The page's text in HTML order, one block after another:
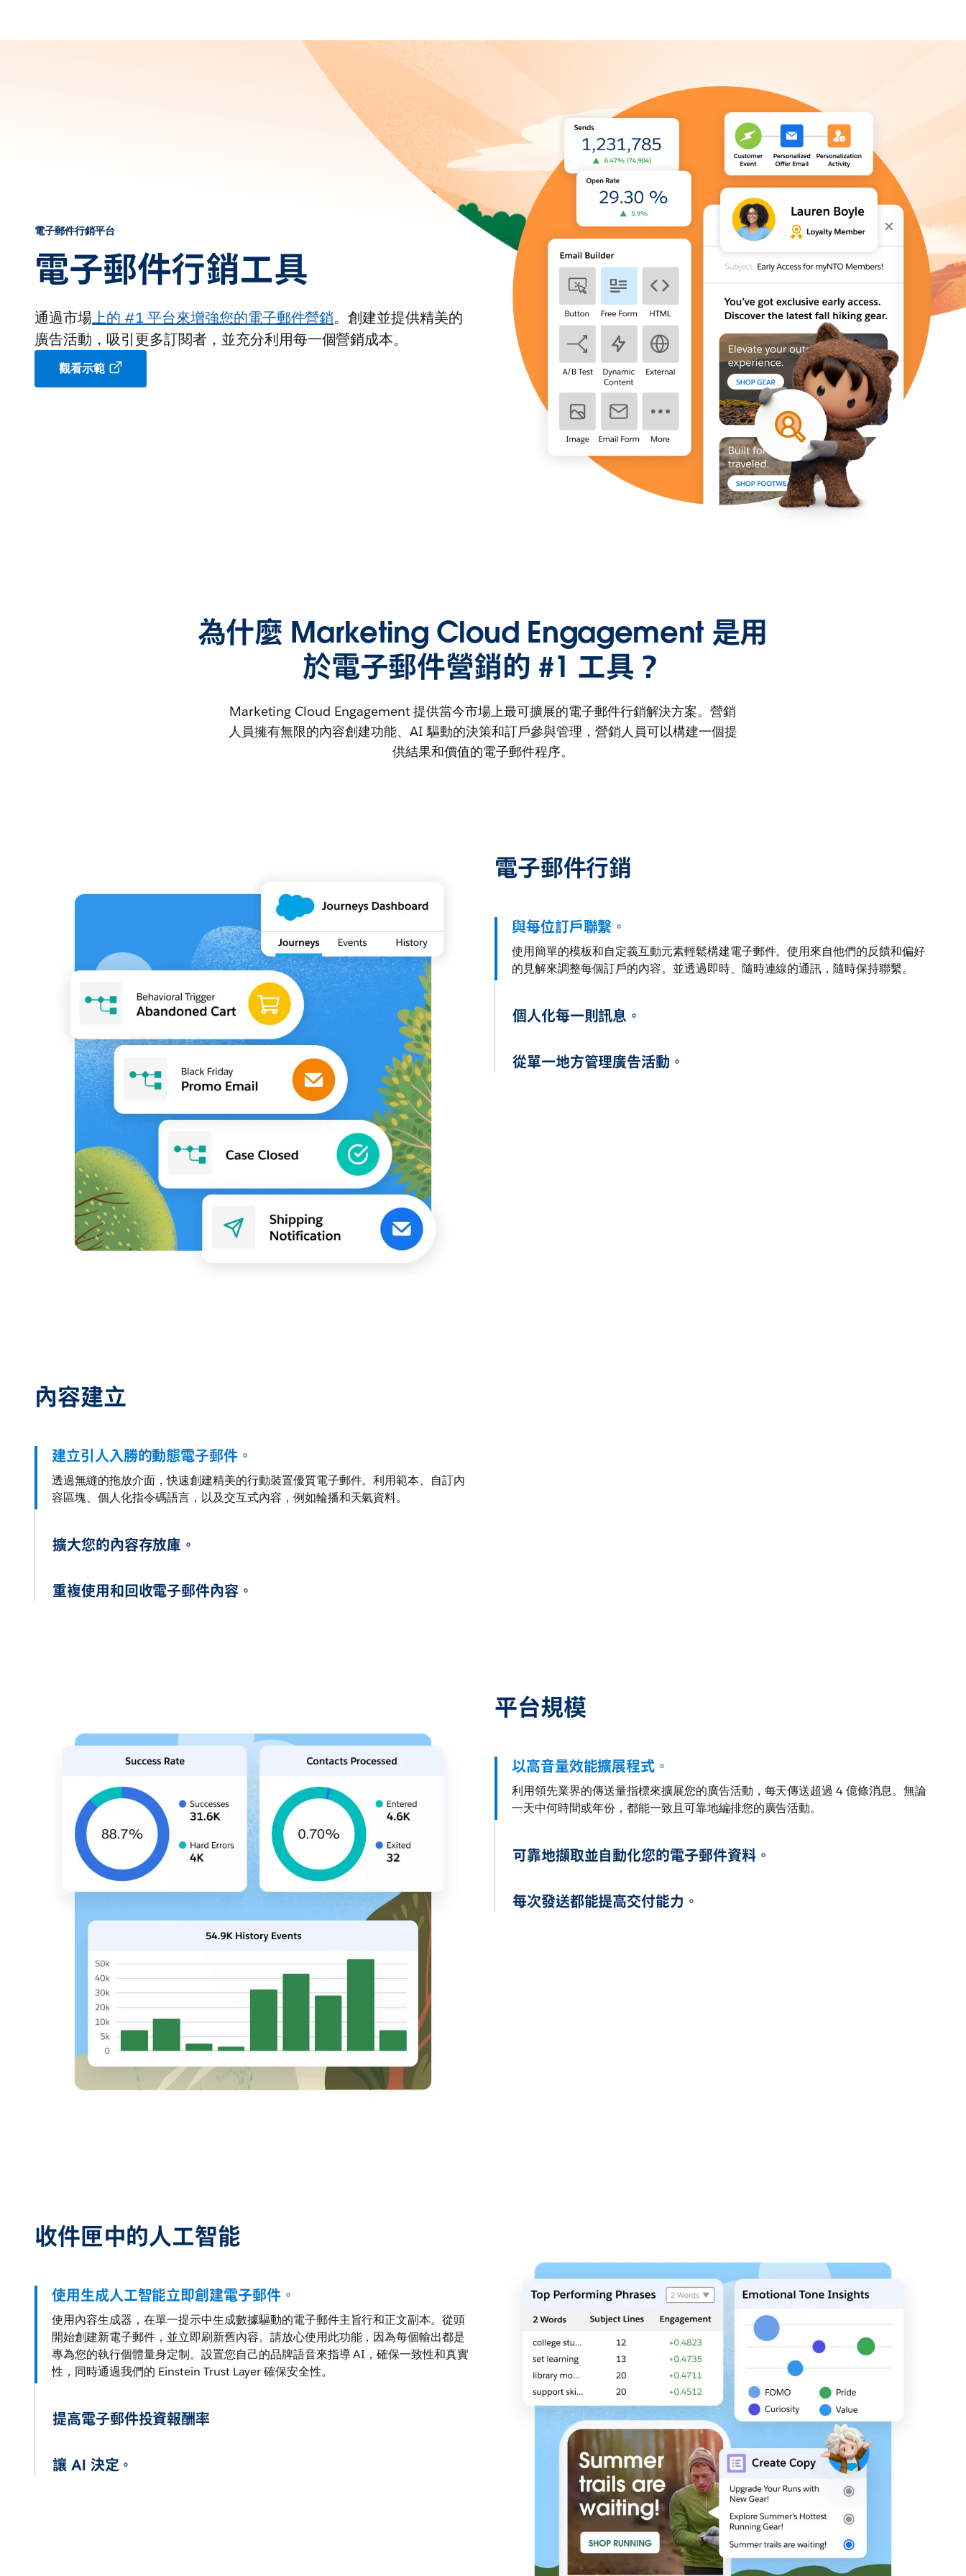
電子郵件行銷平台
電子郵件行銷工具
通過市場上的 #1 平台來增強您的電子郵件營銷。創建並提供精美的
廣告活動，吸引更多訂閱者，並充分利用每一個營銷成本。
觀看示範
為什麼 Marketing Cloud Engagement 是用
於電子郵件營銷的 #1 工具？
Marketing Cloud Engagement 提供當今市場上最可擴展的電子郵件行銷解決方案。營銷
人員擁有無限的內容創建功能、AI 驅動的決策和訂戶參與管理，營銷人員可以構建一個提
供結果和價值的電子郵件程序。
電子郵件行銷
與每位訂戶聯繫。
使用簡單的模板和自定義互動元素輕鬆構建電子郵件。使用來自他們的反饋和偏好
的見解來調整每個訂戶的內容。並透過即時、隨時連線的通訊，隨時保持聯繫。
個人化每一則訊息。
從單一地方管理廣告活動。
內容建立
建立引人入勝的動態電子郵件。
透過無縫的拖放介面，快速創建精美的行動裝置優質電子郵件。利用範本、自訂內
容區塊、個人化指令碼語言，以及交互式內容，例如輪播和天氣資料。
擴大您的內容存放庫。
重複使用和回收電子郵件內容。
平台規模
以高音量效能擴展程式。
利用領先業界的傳送量指標來擴展您的廣告活動，每天傳送超過 4 億條消息。無論
一天中何時間或年份，都能一致且可靠地編排您的廣告活動。
可靠地擷取並自動化您的電子郵件資料。
每次發送都能提高交付能力。
收件匣中的人工智能
使用生成人工智能立即創建電子郵件。
使用內容生成器，在單一提示中生成數據驅動的電子郵件主旨行和正文副本。從頭
開始創建新電子郵件，並立即刷新舊內容。請放心使用此功能，因為每個輸出都是
專為您的執行個體量身定制。設置您自己的品牌語音來指導 AI，確保一致性和真實
性，同時通過我們的 Einstein Trust Layer 確保安全性。
提高電子郵件投資報酬率
讓 AI 決定。